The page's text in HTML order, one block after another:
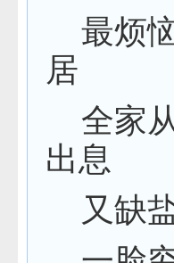
最烦
居
全家
出息
又缺